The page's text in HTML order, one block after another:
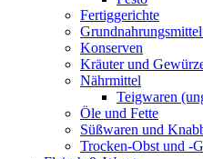
Fertiggerichte
Konserven
Kräuter und
Nährmittel
Teigwaren
Öle und Fette
Süßwaren und
Trocken-Obst und -